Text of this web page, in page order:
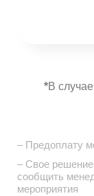
*В случае
– Предоплату
– Свое решение
сообщить
мероприятия